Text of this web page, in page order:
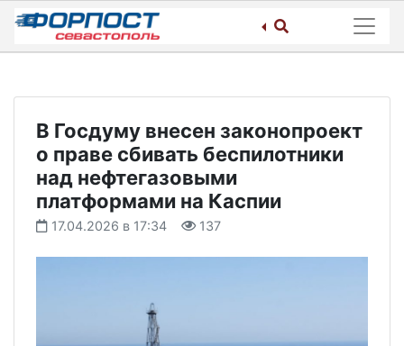
Skip
content
В Госдуму внесен законопроект
о праве сбивать беспилотники
над нефтегазовыми
платформами на Каспии
17.04.2026 в 17:34 137